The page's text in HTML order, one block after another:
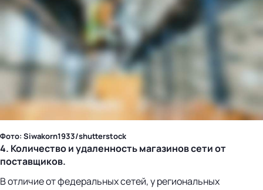
Фото: Siwakorn1933/shutterstock
4. Количество и удаленность магазинов сети от
поставщиков.
В отличие от федеральных сетей, у региональных